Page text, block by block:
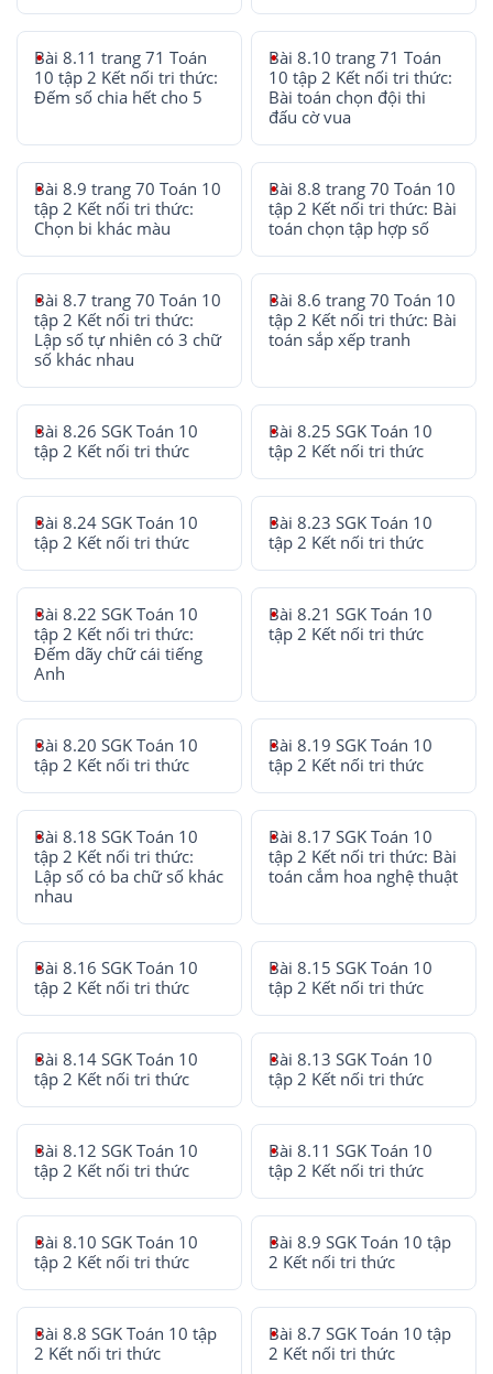
Bài 8.11 trang 71 Toán
10 tập 2 Kết nối tri thức:
Đếm số chia hết cho 5
Bài 8.10 trang 71 Toán
10 tập 2 Kết nối tri thức:
Bài toán chọn đội thi
đấu cờ vua
Bài 8.9 trang 70 Toán 10
tập 2 Kết nối tri thức:
Chọn bi khác màu
Bài 8.8 trang 70 Toán 10
tập 2 Kết nối tri thức: Bài
toán chọn tập hợp số
Bài 8.7 trang 70 Toán 10
tập 2 Kết nối tri thức:
Lập số tự nhiên có 3 chữ
số khác nhau
Bài 8.6 trang 70 Toán 10
tập 2 Kết nối tri thức: Bài
toán sắp xếp tranh
Bài 8.26 SGK Toán 10
tập 2 Kết nối tri thức
Bài 8.25 SGK Toán 10
tập 2 Kết nối tri thức
Bài 8.24 SGK Toán 10
tập 2 Kết nối tri thức
Bài 8.23 SGK Toán 10
tập 2 Kết nối tri thức
Bài 8.22 SGK Toán 10
tập 2 Kết nối tri thức:
Đếm dãy chữ cái tiếng
Anh
Bài 8.21 SGK Toán 10
tập 2 Kết nối tri thức
Bài 8.20 SGK Toán 10
tập 2 Kết nối tri thức
Bài 8.19 SGK Toán 10
tập 2 Kết nối tri thức
Bài 8.18 SGK Toán 10
tập 2 Kết nối tri thức:
Lập số có ba chữ số khác
nhau
Bài 8.17 SGK Toán 10
tập 2 Kết nối tri thức: Bài
toán cắm hoa nghệ thuật
Bài 8.16 SGK Toán 10
tập 2 Kết nối tri thức
Bài 8.15 SGK Toán 10
tập 2 Kết nối tri thức
Bài 8.14 SGK Toán 10
tập 2 Kết nối tri thức
Bài 8.13 SGK Toán 10
tập 2 Kết nối tri thức
Bài 8.12 SGK Toán 10
tập 2 Kết nối tri thức
Bài 8.11 SGK Toán 10
tập 2 Kết nối tri thức
Bài 8.10 SGK Toán 10
tập 2 Kết nối tri thức
Bài 8.9 SGK Toán 10 tập
2 Kết nối tri thức
Bài 8.8 SGK Toán 10 tập
2 Kết nối tri thức
Bài 8.7 SGK Toán 10 tập
2 Kết nối tri thức